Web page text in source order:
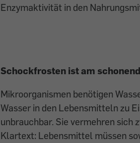
Enzymaktivität in den
Schockfrosten ist am
Mikroorganismen benötigen
Wasser in den Lebensmitteln zu
unbrauchbar. Sie vermehren sich
Klartext: Lebensmittel müssen